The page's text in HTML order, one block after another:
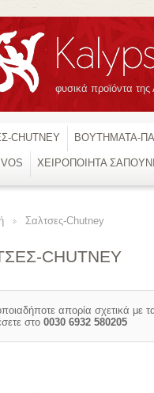
φυσικά προϊόντα
CHUTNEY ΒΟΥΤΗΜΑΤΑ-
XΕΙΡΟΠΟΙΗΤΑ
Σαλτσες-Chutney
CHUTNEY
απορία σχετικά με
στο 0030 6932 580205